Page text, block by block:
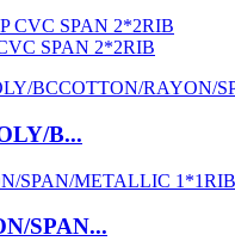
SPAN 2*2RIB
B...
SPAN...